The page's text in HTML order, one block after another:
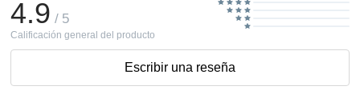
4.9 / 5
Calificación general del producto
Escribir una reseña